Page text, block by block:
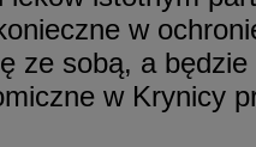
w
ze sobą, a
w Krynicy